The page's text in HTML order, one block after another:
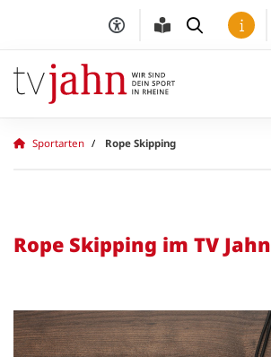
Sportarten Rope Skipping
Rope Skipping im TV Jahn